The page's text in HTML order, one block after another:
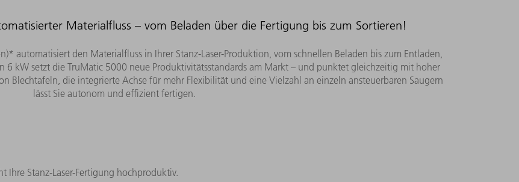
Materialfluss – vom Beladen über die Fertigung bis zum Sortieren!
automatisiert den Materialfluss in Ihrer Stanz-Laser-Produktion, vom schnellen Beladen bis zum Entladen,
6 kW setzt die TruMatic 5000 neue Produktivitätsstandards am Markt – und punktet gleichzeitig mit hoher
Blechtafeln, die integrierte Achse für mehr Flexibilität und eine Vielzahl an einzeln ansteuerbaren Saugern
lässt Sie autonom und effizient fertigen.
Ihre Stanz-Laser-Fertigung hochproduktiv.